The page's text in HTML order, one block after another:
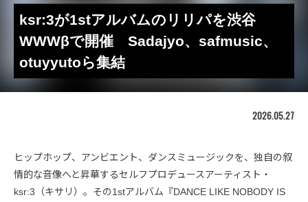
ksr:3が1stアルバムのリリパを渋谷
WWWβで開催 Sadajyo、safmusic、
otuyyutoら集結
2026.05.27
ヒップホップ、アンビエント、ダンスミュージックを、独自の叙
情的な音像へと昇華するセルフプロデュースアーティスト・
ksr:3（キサリ）。その1stアルバム『DANCE LIKE NOBODY IS